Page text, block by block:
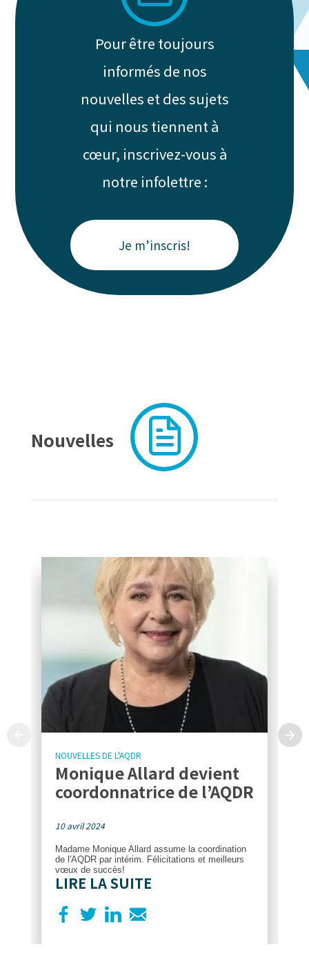
Pour être toujours
informés de nos
nouvelles et des sujets
qui nous tiennent à
cœur, inscrivez-vous à
notre infolettre :
Je m’inscris!
Nouvelles
NOUVELLES DE L'AQDR
Monique Allard devient
coordonnatrice de l’AQDR
10 avril 2024
Madame Monique Allard assume la coordination
de l'AQDR par intérim. Félicitations et meilleurs
vœux de succès!
LIRE LA SUITE